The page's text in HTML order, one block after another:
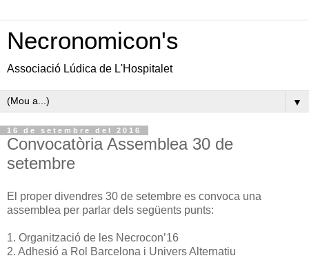
Necronomicon's
Associació Lúdica de L'Hospitalet
▼
16 de setembre del 2016
Convocatòria Assemblea 30 de
setembre
El proper divendres 30 de setembre es convoca una
assemblea per parlar dels següents punts:
1. Organització de les Necrocon’16
2. Adhesió a Rol Barcelona i Univers Alternatiu